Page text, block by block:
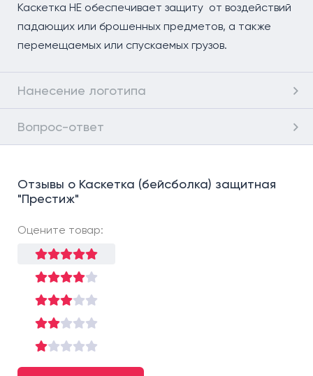
Каскетка НЕ обеспечивает защиту от воздействий
падающих или брошенных предметов, а также
перемещаемых или спускаемых грузов.
Нанесение логотипа
Вопрос-ответ
Отзывы о Каскетка (бейсболка) защитная
"Престиж"
Оцените товар: